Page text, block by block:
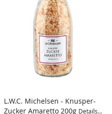
L.W.C. Michelsen - Knusper-
Zucker Amaretto 200g Details...